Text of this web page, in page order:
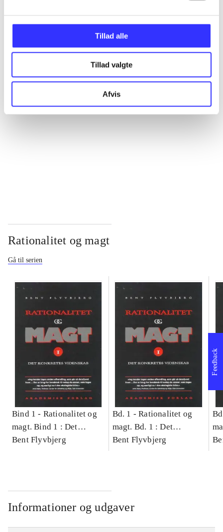
Tillad alle
Tillad valgte
Afvis
Rationalitet og magt
Gå til serien
Bind 1 - Rationalitet og
magt. Bind 1 : Det
konkretes videnskab
Bent Flyvbjerg
Bd. 1 -Rationalitet og
magt. Bd. 1 : Det
konkretes videnskab
Bent Flyvbjerg
Informationer og udgaver
Feedback